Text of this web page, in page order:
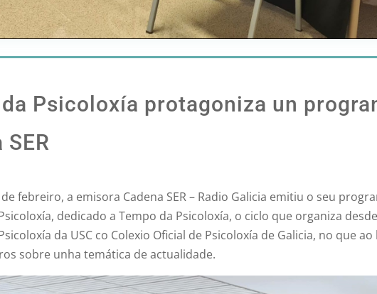
Psicoloxía protagoniza un
SER
de febreiro, a emisora Cadena SER – Radio Galicia emitiu o seu
dedicado a Tempo da Psicoloxía, o ciclo que organiza
da USC co Colexio Oficial de Psicoloxía de Galicia, no que
sobre unha temática de actualidade.